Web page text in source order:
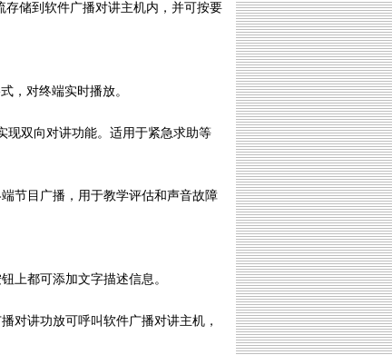
存储到软件广播对讲主机内，并可按要
，对终端实时播放。
现双向对讲功能。适用于紧急求助等
节目广播，用于教学评估和声音故障
上都可添加文字描述信息。
对讲功放可呼叫软件广播对讲主机，